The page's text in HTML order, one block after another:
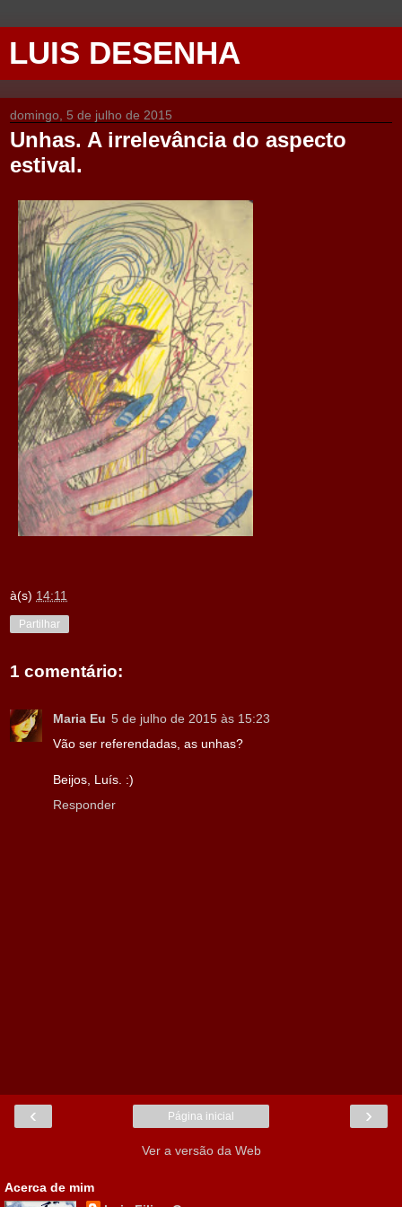
LUIS DESENHA
domingo, 5 de julho de 2015
Unhas. A irrelevância do aspecto
estival.
à(s) 14:11
Partilhar
1 comentário:
Maria Eu 5 de julho de 2015 às 15:23
Vão ser referendadas, as unhas?
Beijos, Luís. :)
Responder
‹ ›
Página inicial
Ver a versão da Web
Acerca de mim